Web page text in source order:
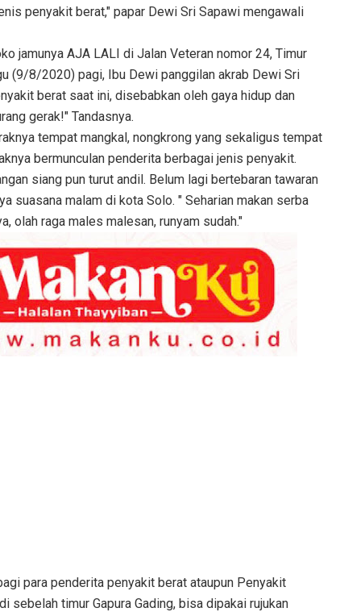
penyakit berat," papar Dewi Sri Sapawi mengawali
jamunya AJA LALI di Jalan Veteran nomor 24, Timur
(9/8/2020) pagi, Ibu Dewi panggilan akrab Dewi Sri
berat saat ini, disebabkan oleh gaya hidup dan
gerak!" Tandasnya.
tempat mangkal, nongkrong yang sekaligus tempat
bermunculan penderita berbagai jenis penyakit.
siang pun turut andil. Belum lagi bertebaran tawaran
suasana malam di kota Solo. " Seharian makan serba
olah raga males malesan, runyam sudah."
para penderita penyakit berat ataupun Penyakit
sebelah timur Gapura Gading, bisa dipakai rujukan